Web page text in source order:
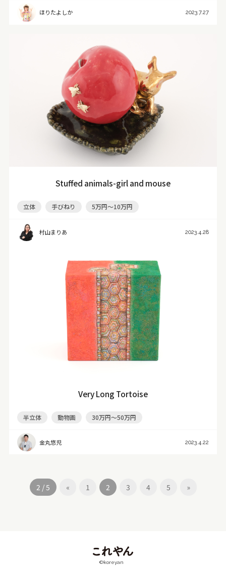
ほりたよしか 2023.7.27
Stuffed animals-girl and mouse
立体 手びねり 5万円～10万円
村山まりあ 2023.4.28
Very Long Tortoise
半立体 動物画 30万円～50万円
金丸悠児 2023.4.22
2 / 5 « 1 2 3 4 5 »
©koreyan